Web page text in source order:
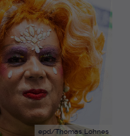
epd/Thomas Lohnes